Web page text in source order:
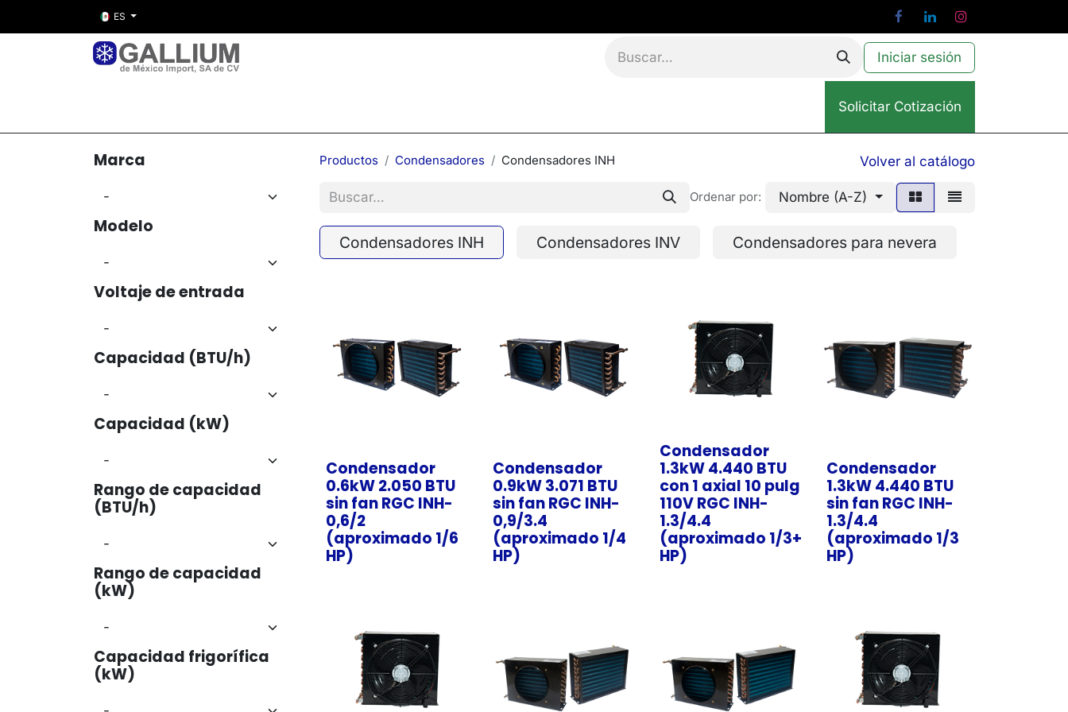
ES
Iniciar sesión
Solicitar Cotización
Marca
Modelo
Voltaje de entrada
Capacidad (BTU/h)
Capacidad (kW)
Rango de capacidad
(BTU/h)
Rango de capacidad
(kW)
Capacidad frigorífica
(kW)
Productos Condensadores Condensadores INH Volver al catálogo
Ordenar por: Nombre (A-Z)
Condensadores INH Condensadores INV Condensadores para nevera
Condensador
0.6kW 2.050 BTU
sin fan RGC INH-
0,6/2
(aproximado 1/6
HP)
Condensador
0.9kW 3.071 BTU
sin fan RGC INH-
0,9/3.4
(aproximado 1/4
HP)
Condensador
1.3kW 4.440 BTU
con 1 axial 10 pulg
110V RGC INH-
1.3/4.4
(aproximado 1/3+
HP)
Condensador
1.3kW 4.440 BTU
sin fan RGC INH-
1.3/4.4
(aproximado 1/3
HP)